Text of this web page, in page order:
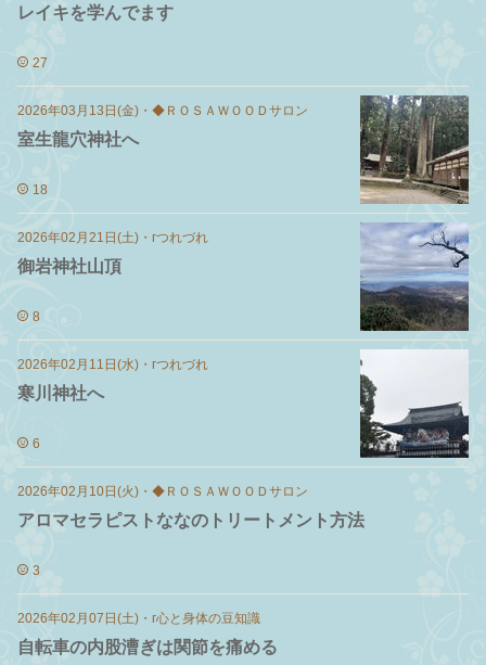
レイキを学んでます
27
2026年03月13日(金) ・ ◆ＲＯＳＡＷＯＯＤサロン
室生龍穴神社へ
18
2026年02月21日(土) ・ гつれづれ
御岩神社山頂
8
2026年02月11日(水) ・ гつれづれ
寒川神社へ
6
2026年02月10日(火) ・ ◆ＲＯＳＡＷＯＯＤサロン
アロマセラピストななのトリートメント方法
3
2026年02月07日(土) ・ г心と身体の豆知識
自転車の内股漕ぎは関節を痛める